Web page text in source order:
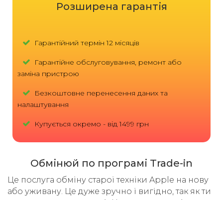
Розширена гарантія
Гарантійний термін 12 місяців
Гарантійне обслуговування, ремонт або
заміна пристрою
Безкоштовне перенесення даних та
налаштування
Купується окремо - від 1499 грн
Обмінюй по програмі Trade-in
Це послуга обміну старої техніки Apple на нову
або уживану. Це дуже зручно і вигідно, так як ти